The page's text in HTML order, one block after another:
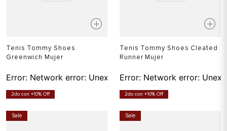
Tenis Tommy Shoes
Greenwich Mujer
Error: Network error: Unexpected token T in JSON at
2do con +10% Off
Tenis Tommy Shoes Cleated
Runner Mujer
Error: Network error:
2do con +10% Off
Sale Sale